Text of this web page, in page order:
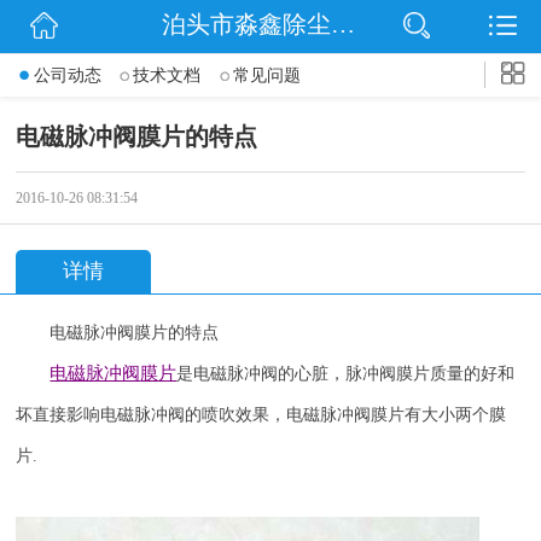
网站首页
泊头市淼鑫除尘配件销售处
公司动态 技术文档 常见问题
电磁脉冲阀膜片的特点
2016-10-26 08:31:54
详情
电磁脉冲阀膜片的特点
电磁脉冲阀膜片是电磁脉冲阀的心脏，脉冲阀膜片质量的好和
坏直接影响电磁脉冲阀的喷吹效果，电磁脉冲阀膜片有大小两个膜
片.